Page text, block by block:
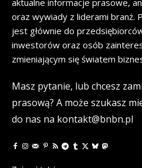
aktualne informacje prasowe,
oraz wywiady z liderami branż.
jest głównie do
inwestorów oraz osób
zmieniającym się światem
Masz pytanie, lub chcesz
prasową? A może szukasz
do nas na kontakt@bnbn.pl